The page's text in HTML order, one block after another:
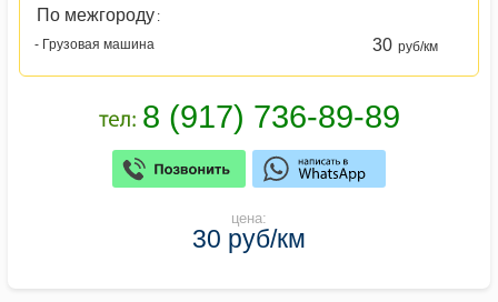
По межгороду :
- Грузовая машина
30 руб/км
цена:
30 руб/км